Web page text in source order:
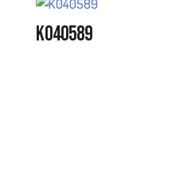
K040589